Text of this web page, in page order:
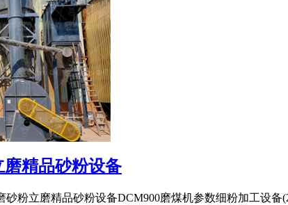
精品砂粉设备
砂粉立磨精品砂粉设备DCM900磨煤机参数细粉加工设